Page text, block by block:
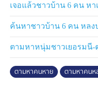
เจอแล้วชาวบ้าน 6 คน หา
ค้นหาชาวบ้าน 6 คน หลง
ตามหาหนุ่มชาวเยอรมนี-
ตามหาคนหาย ตามหาคนห